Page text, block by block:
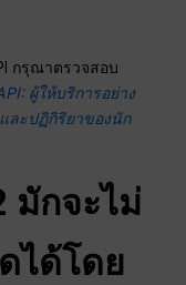
กรุณาตรวจสอบ
ผู้ให้บริการอย่าง
ละปฏิกิริยาของนัก
มักจะไม่
ได้โดย